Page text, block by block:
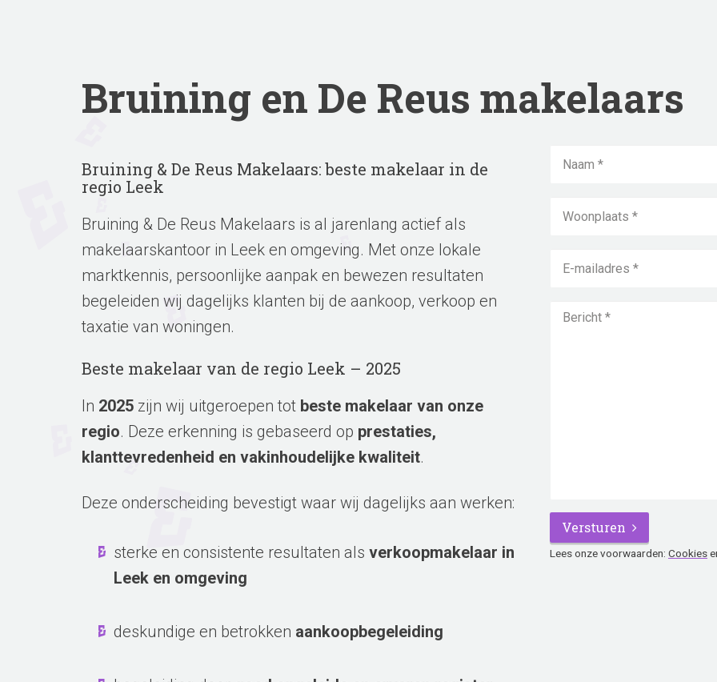
Bruining en De Reus makelaars
Bruining & De Reus Makelaars: beste makelaar in de
regio Leek
Bruining & De Reus Makelaars is al jarenlang actief als
makelaarskantoor in Leek en omgeving. Met onze lokale
marktkennis, persoonlijke aanpak en bewezen resultaten
begeleiden wij dagelijks klanten bij de aankoop, verkoop en
taxatie van woningen.
Beste makelaar van de regio Leek – 2025
In 2025 zijn wij uitgeroepen tot beste makelaar van onze
regio. Deze erkenning is gebaseerd op prestaties,
klanttevredenheid en vakinhoudelijke kwaliteit.
Deze onderscheiding bevestigt waar wij dagelijks aan werken:
sterke en consistente resultaten als verkoopmakelaar in
Leek en omgeving
deskundige en betrokken aankoopbegeleiding
*
Versturen
Lees onze voorwaarden: Cookies